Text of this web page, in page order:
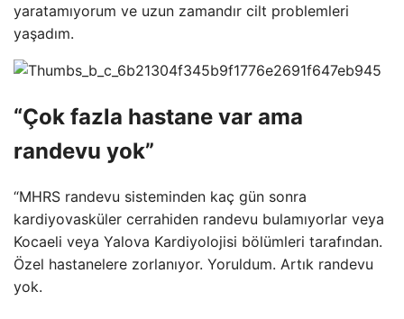
yaratamıyorum ve uzun zamandır cilt problemleri
yaşadım.
“Çok fazla hastane var ama
randevu yok”
“MHRS randevu sisteminden kaç gün sonra
kardiyovasküler cerrahiden randevu bulamıyorlar veya
Kocaeli veya Yalova Kardiyolojisi bölümleri tarafından.
Özel hastanelere zorlanıyor. Yoruldum. Artık randevu
yok.